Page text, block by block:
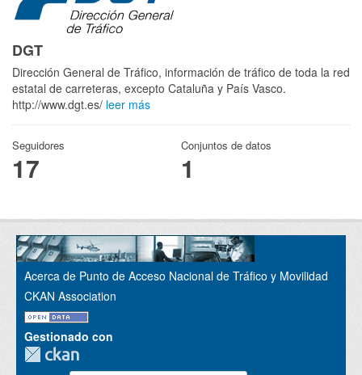
DGT
Dirección General de Tráfico, información de tráfico de toda la red
estatal de carreteras, excepto Cataluña y País Vasco.
http://www.dgt.es/ leer más
Seguidores
17
Conjuntos de datos
1
Acerca de Punto de Acceso Nacional de Tráfico y Movilidad
CKAN Association
Gestionado con